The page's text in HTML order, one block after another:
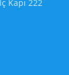
Kapı 222